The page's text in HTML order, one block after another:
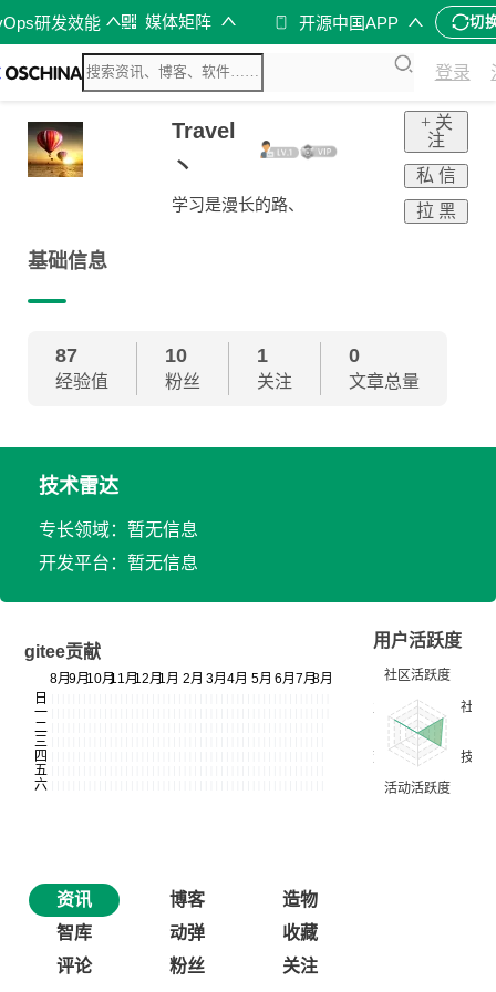
研发效能 媒体矩阵 开源中国APP 切
登录
Travel
丶
学习是漫长的路、
+ 关
注
私 信
拉 黑
基础信息
87
经验值
10
粉丝
1
关注
0
文章总量
技术雷达
专长领域：暂无信息
开发平台：暂无信息
gitee贡献
用户活跃度
资讯 博客
造物
智库
动弹
收藏
评论
粉丝 关注